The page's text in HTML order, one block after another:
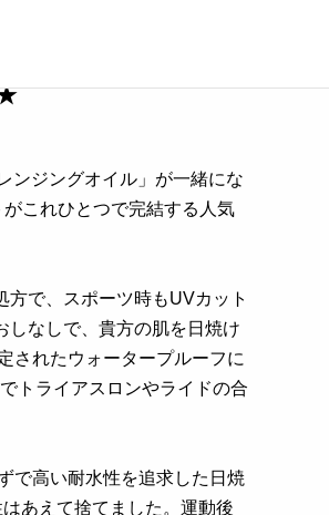
ンジングオイル」が一緒にな
これひとつで完結する人気
で、スポーツ時もUVカット
しなしで、貴方の肌を日焼け
されたウォータープルーフに
トライアスロンやライドの合
で高い耐水性を追求した日焼
あえて捨てました。運動後